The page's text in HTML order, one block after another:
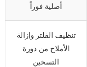
أصلية فوراً
تنظيف الفلتر وإزالة
الأملاح من دورة
التسخين